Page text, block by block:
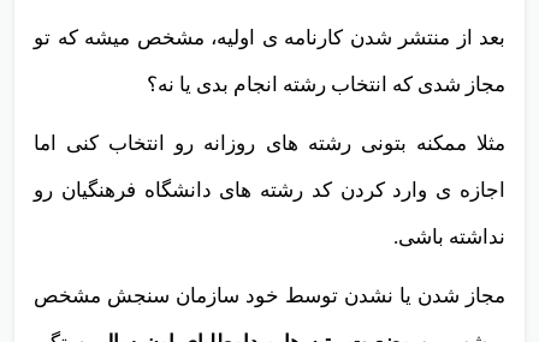
بعد از منتشر شدن کارنامه ی اولیه، مشخص میشه که تو
مجاز شدی که انتخاب رشته انجام بدی یا نه؟
مثلا ممکنه بتونی رشته های روزانه رو انتخاب کنی اما
اجازه ی وارد کردن کد رشته های دانشگاه فرهنگیان رو
نداشته باشی.
مجاز شدن یا نشدن توسط خود سازمان سنجش مشخص